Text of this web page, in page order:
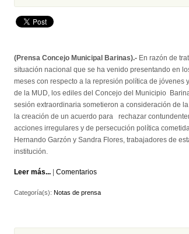
(Prensa Concejo Municipal Barinas).- En razón de
situación nacional que se ha venido presentando en
meses con respecto a la represión política de jóvenes
de la MUD, los ediles del Concejo del Municipio
sesión extraordinaria sometieron a consideración de
la creación de un acuerdo para rechazar
acciones irregulares y de persecución política
Hernando Garzón y Sandra Flores, trabajadores de
institución.
Leer más... Comentarios
Categoría(s): Notas de prensa